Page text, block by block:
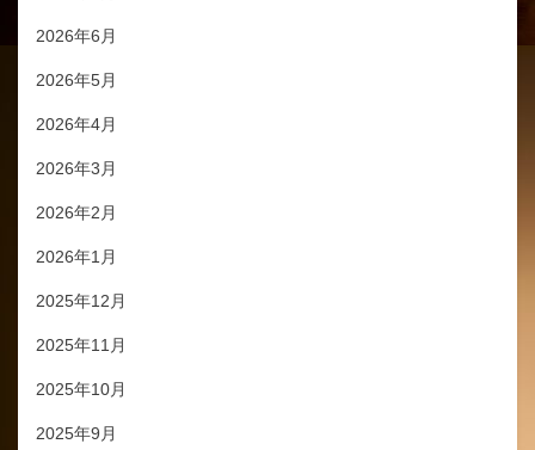
2026年6月
2026年5月
2026年4月
2026年3月
2026年2月
2026年1月
2025年12月
2025年11月
2025年10月
2025年9月